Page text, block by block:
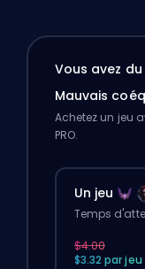
Vous avez
Mauvais
Achetez un jeu
PRO.
Un jeu
Temps
$4.00
$3.32 par jeu